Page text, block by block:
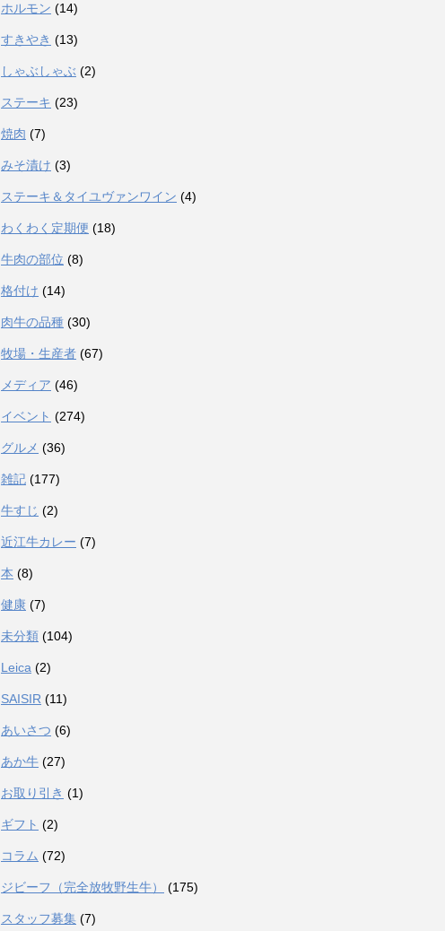
ホルモン (14)
すきやき (13)
しゃぶしゃぶ (2)
ステーキ (23)
焼肉 (7)
みそ漬け (3)
ステーキ＆タイユヴァンワイン (4)
わくわく定期便 (18)
牛肉の部位 (8)
格付け (14)
肉牛の品種 (30)
牧場・生産者 (67)
メディア (46)
イベント (274)
グルメ (36)
雑記 (177)
牛すじ (2)
近江牛カレー (7)
本 (8)
健康 (7)
未分類 (104)
Leica (2)
SAISIR (11)
あいさつ (6)
あか牛 (27)
お取り引き (1)
ギフト (2)
コラム (72)
ジビーフ（完全放牧野生牛） (175)
スタッフ募集 (7)